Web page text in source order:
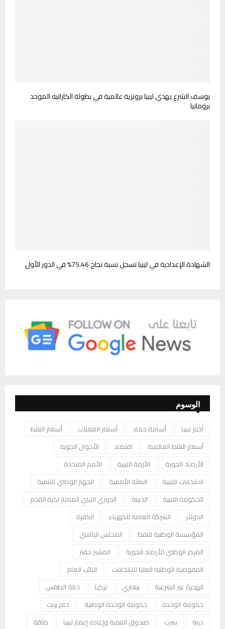
يوسف الشرع يهدي ليبيا برونزية عالمية في بطولة الكاراتيه الموحد
برومانيا
الشهادة الإعدادية في ليبيا تسجل نسبة نجاح 75.46% في الدور الأول
الوسوم
أخبار ليبيا أسامة حماد أسعار العملات
أسعار النفط
أسعار النفط العالمية
اقتصاد
الأحوال الجوية
الأرصاد الجوية
الأزمة الليبية
الأمم المتحدة
الانتخابات الليبية
البعثة الأممية
الجهاز الوطني للتنمية
الحكومة الليبية
الدبيبة
الدوري الليبي الممتاز لكرة القدم
الدولار
الشركة العامة للكهرباء
الكفرة
المؤسسة الوطنية للنفط
المجلس الرئاسي
المركز الوطني للأرصاد الجوية
المشير حفتر
المفوضية الوطنية العليا للانتخابات
النائب العام
الهجرة غير الشرعية
بنغازي تركيا
حالة الطقس
حكومة الوحدة
حكومة الوحدة الوطنية
خام برنت
درنة
سرت صندوق التنمية وإعادة إعمار ليبيا
طاقة